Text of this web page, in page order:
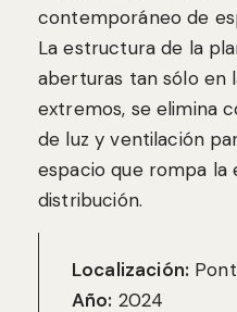
contemporáneo de
La estructura de la
aberturas tan sólo en
extremos, se elimina
de luz y ventilación
espacio que rompa la
distribución.
Localización:
Año: 2024